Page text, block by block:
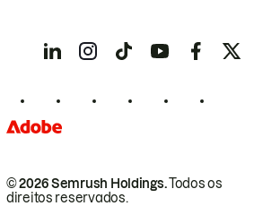
© 2026 Semrush Holdings.Todos os
direitos reservados.